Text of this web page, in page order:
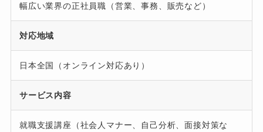
幅広い業界の正社員職（営業、事務、販売など）
対応地域
日本全国（オンライン対応あり）
サービス内容
就職支援講座（社会人マナー、自己分析、面接対策な